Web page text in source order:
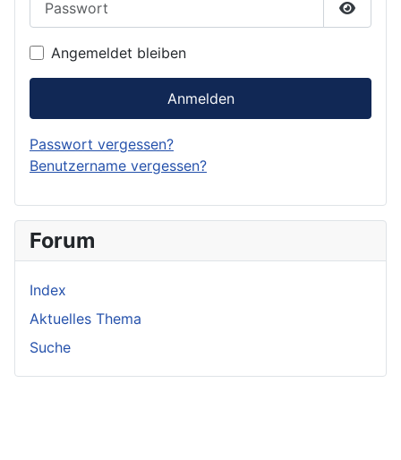
Angemeldet bleiben
Anmelden
Passwort vergessen?
Benutzername vergessen?
Forum
Index
Aktuelles Thema
Suche